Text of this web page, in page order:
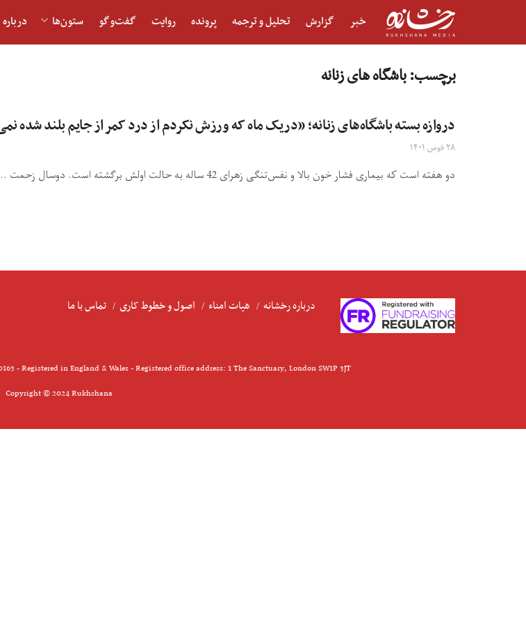
خبر گزارش تحلیل و ترجمه پرونده روایت گفت‌و‎گو ستون‌ها درباره
برچسب:باشگاه های زنانه
دروازه‌ بسته باشگاه‌های زنانه؛ «دریک ماه که ورزش نکردم از درد کمر از جایم بلند شده
۲۸ قوس ۱۴۰۱
دو هفته است که بیماری فشار خون بالا و نفس‌تنگی زهرای 42 ساله به حالت اولش برگشته است. دوسال زحمت ...
درباره رخشانه هیات امناء اصول و خطوط کاری تماس با ما
- Registered in England & Wales - Registered office address: 1 The Sanctuary, London SW1P 3JT
Copyright © 2024 Rukhshana